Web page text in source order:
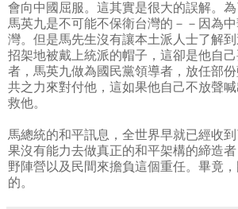
會向中國屈服。這其實是很大的誤解。為
馬英九是不可能不保衛台灣的－－因為
灣。但是馬先生沒有讓本土派人士了解
招架地被戴上統派的帽子，這卻是他自
者，馬英九做為國民黨領導者，放任部
共之力來對付他，這如果他自己不放聲
救他。
馬總統的和平訊息，全世界早就已經收
果沒有能力去做真正的和平架構的締造
野陣營以及民間來擔負這個重任。畢竟
的。